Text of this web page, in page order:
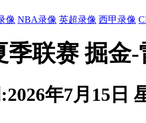
像 NBA录像 英超录像 西甲录像
联赛 掘金-
年7月15日